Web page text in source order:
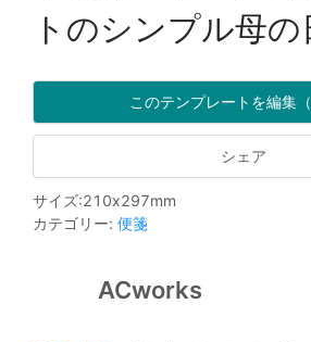
トのシンプル母の
このテンプレートを編集（
シェア
サイズ:210x297mm
カテゴリー: 便箋
ACworks